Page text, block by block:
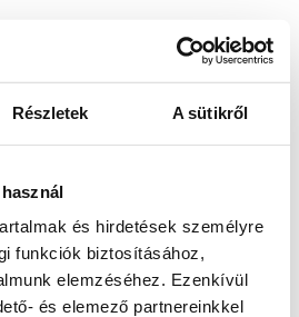
Részletek A sütikről
és hirdetések személyre
funkciók biztosításához,
elemzéséhez. Ezenkívül
és elemező partnereinkkel